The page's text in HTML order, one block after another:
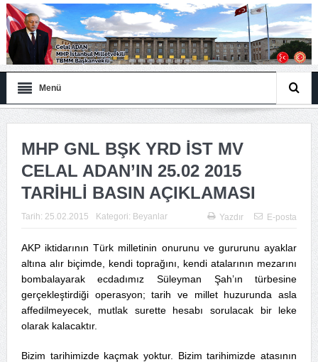
Menü
MHP GNL BŞK YRD İST MV
CELAL ADAN’IN 25.02 2015
TARİHLİ BASIN AÇIKLAMASI
Tarih: 25.02.2015 Kategori: Beyanlar Yazdır E-posta
AKP iktidarının Türk milletinin onurunu ve gururunu ayaklar
altına alır biçimde, kendi toprağını, kendi atalarının mezarını
bombalayarak ecdadımız Süleyman Şah’ın türbesine
gerçekleştirdiği operasyon; tarih ve millet huzurunda asla
affedilmeyecek, mutlak surette hesabı sorulacak bir leke
olarak kalacaktır.
Bizim tarihimizde kaçmak yoktur. Bizim tarihimizde atasının